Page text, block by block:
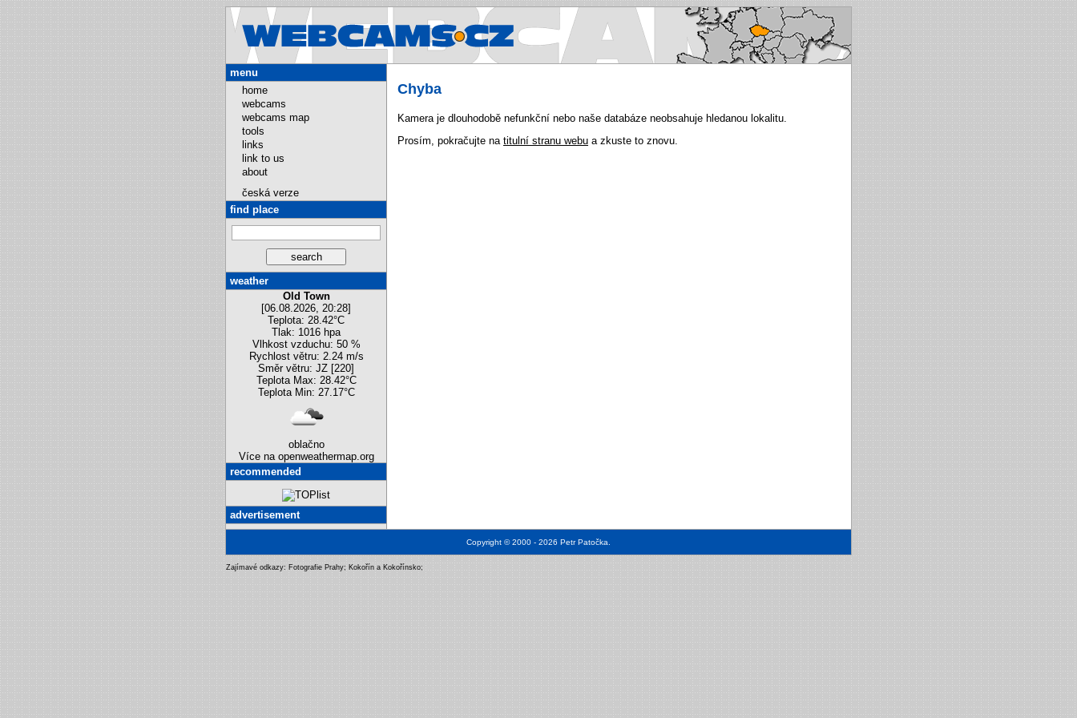
Webcams.cz - Webcams in Czech republic
Chyba
Kamera je dlouhodobě nefunkční nebo naše databáze neobsahuje hledanou lokalitu.
Prosím, pokračujte na titulní stranu webu a zkuste to znovu.
menu
home
webcams
webcams map
tools
links
link to us
about
česká verze
find place
weather
Old Town
[06.08.2026, 20:28]
Teplota: 28.42°C
Tlak: 1016 hpa
Vlhkost vzduchu: 50 %
Rychlost větru: 2.24 m/s
Směr větru: JZ [220]
Teplota Max: 28.42°C
Teplota Min: 27.17°C
oblačno
Více na openweathermap.org
recommended
advertisement
Copyright © 2000 - 2026 Petr Patočka
Zajímavé odkazy: Fotografie Prahy; Kokořín a Kokořínsko;